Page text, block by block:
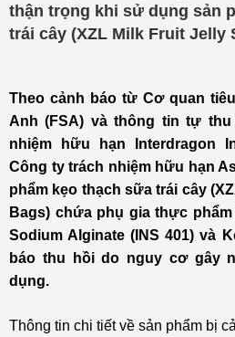
thận trọng khi sử dụng sản
trái cây (XZL Milk Fruit Jelly
Theo cảnh báo từ Cơ quan
Anh (FSA) và thông tin tự
nhiệm hữu hạn Interdragon
Công ty trách nhiệm hữu hạn
phẩm kẹo thạch sữa trái cây
Bags) chứa phụ gia thực phẩm
Sodium Alginate (INS 401) và
báo thu hồi do nguy cơ gây
dụng.
Thông tin chi tiết về sản phẩm bị